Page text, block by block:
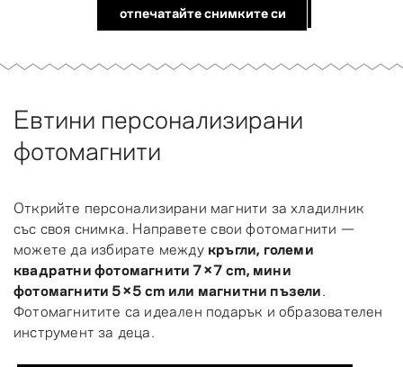
отпечатайте снимките си
Евтини персонализирани
фотомагнити
Открийте персонализирани магнити за хладилник
със своя снимка. Направете свои фотомагнити —
можете да избирате между кръгли, големи
квадратни фотомагнити 7×7 cm, мини
фотомагнити 5×5 cm или магнитни пъзели
Фотомагнитите са идеален подарък и образователен
инструмент за деца.